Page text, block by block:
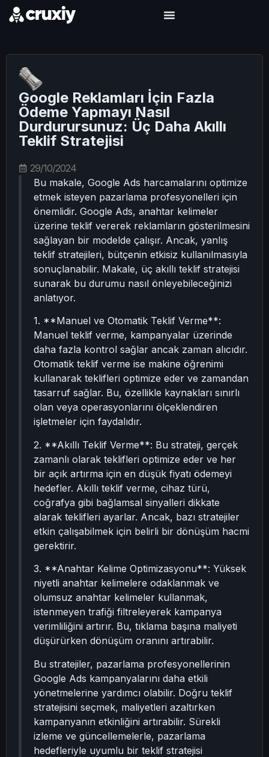
Google Reklamları İçin Fazla
Ödeme Yapmayı Nasıl
Durdurursunuz: Üç Daha Akıllı
Teklif Stratejisi
29/10/2024
Bu makale, Google Ads harcamalarını optimize
etmek isteyen pazarlama profesyonelleri için
önemlidir. Google Ads, anahtar kelimeler
üzerine teklif vererek reklamların gösterilmesini
sağlayan bir modelde çalışır. Ancak, yanlış
teklif stratejileri, bütçenin etkisiz kullanılmasıyla
sonuçlanabilir. Makale, üç akıllı teklif stratejisi
sunarak bu durumu nasıl önleyebileceğinizi
anlatıyor.
1. **Manuel ve Otomatik Teklif Verme**:
Manuel teklif verme, kampanyalar üzerinde
daha fazla kontrol sağlar ancak zaman alıcıdır.
Otomatik teklif verme ise makine öğrenimi
kullanarak teklifleri optimize eder ve zamandan
tasarruf sağlar. Bu, özellikle kaynakları sınırlı
olan veya operasyonlarını ölçeklendiren
işletmeler için faydalıdır.
2. **Akıllı Teklif Verme**: Bu strateji, gerçek
zamanlı olarak teklifleri optimize eder ve her
bir açık artırma için en düşük fiyatı ödemeyi
hedefler. Akıllı teklif verme, cihaz türü,
coğrafya gibi bağlamsal sinyalleri dikkate
alarak teklifleri ayarlar. Ancak, bazı stratejiler
etkin çalışabilmek için belirli bir dönüşüm hacmi
gerektirir.
3. **Anahtar Kelime Optimizasyonu**: Yüksek
niyetli anahtar kelimelere odaklanmak ve
olumsuz anahtar kelimeler kullanmak,
istenmeyen trafiği filtreleyerek kampanya
verimliliğini artırır. Bu, tıklama başına maliyeti
düşürürken dönüşüm oranını artırabilir.
Bu stratejiler, pazarlama profesyonellerinin
Google Ads kampanyalarını daha etkili
yönetmelerine yardımcı olabilir. Doğru teklif
stratejisini seçmek, maliyetleri azaltırken
kampanyanın etkinliğini artırabilir. Sürekli
izleme ve güncellemelerle, pazarlama
hedefleriyle uyumlu bir teklif stratejisi